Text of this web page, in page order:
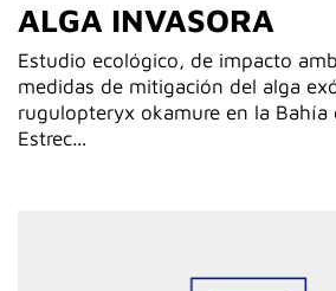
ALGA INVASORA
Estudio ecológico, de impacto
medidas de mitigación del alga
rugulopteryx okamure en la Bahía
Estrec...